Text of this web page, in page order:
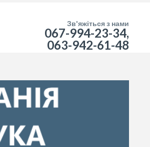
Зв'яжіться з нами
067-994-23-34,
063-942-61-48